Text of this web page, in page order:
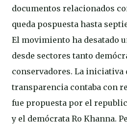
documentos relacionados
queda pospuesta hasta
El movimiento ha desatado
desde sectores tanto
conservadores. La iniciativa
transparencia contaba con
fue propuesta por el
y el demócrata Ro Khanna.